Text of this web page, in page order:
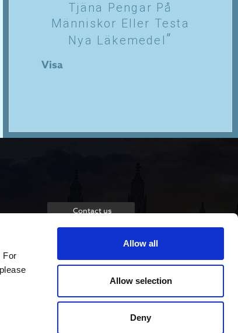
For
Allow all
Allow selection
Deny
Tjäna Pengar På
Människor Eller Testa
Nya Läkemedel
Visa
Contact us